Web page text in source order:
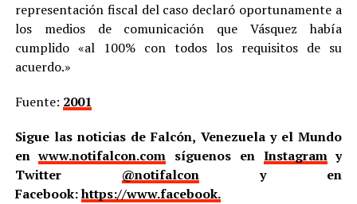
representación fiscal del caso declaró oportunamente a
los medios de comunicación que Vásquez había
cumplido «al 100% con todos los requisitos de su
acuerdo.»
Fuente: 2001
Sigue las noticias de Falcón, Venezuela y el Mundo
enwww.notifalcon.com síguenos en Instagramy
Twitter @notifalcony en
Facebook:https://www.facebook.